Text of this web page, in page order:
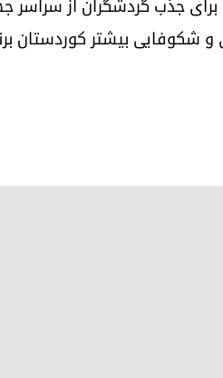
و شکوفایی بیشتر کوردستان